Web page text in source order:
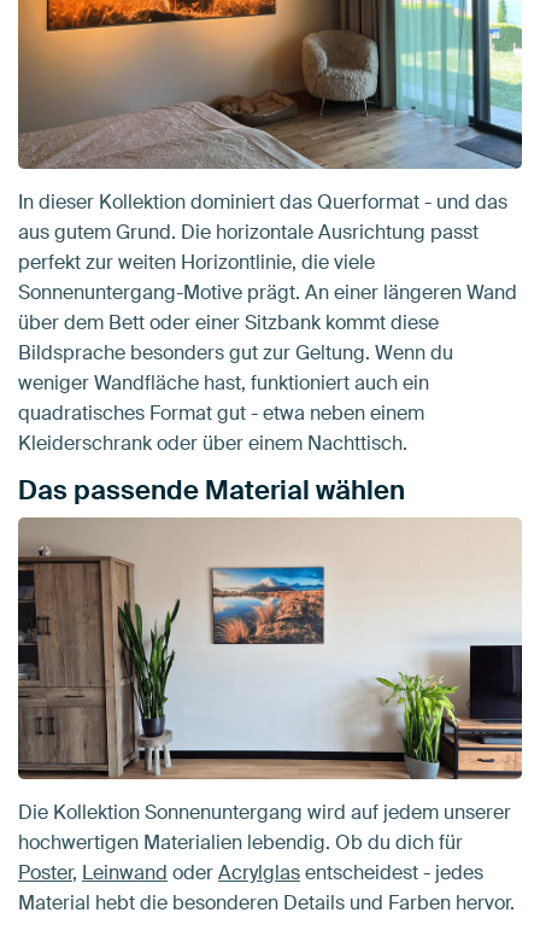
In dieser Kollektion dominiert das Querformat - und das
aus gutem Grund. Die horizontale Ausrichtung passt
perfekt zur weiten Horizontlinie, die viele
Sonnenuntergang-Motive prägt. An einer längeren Wand
über dem Bett oder einer Sitzbank kommt diese
Bildsprache besonders gut zur Geltung. Wenn du
weniger Wandfläche hast, funktioniert auch ein
quadratisches Format gut - etwa neben einem
Kleiderschrank oder über einem Nachttisch.
Das passende Material wählen
Die Kollektion Sonnenuntergang wird auf jedem unserer
hochwertigen Materialien lebendig. Ob du dich für
Poster, Leinwand oderAcrylglasentscheidest - jedes
Material hebt die besonderen Details und Farben hervor.